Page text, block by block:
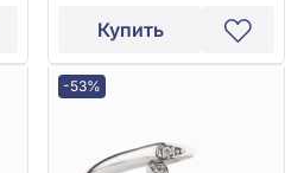
Купить
-53%